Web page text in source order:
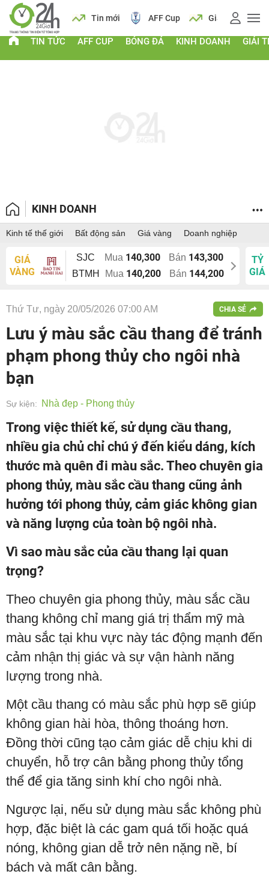
Lịch Tin mới AFF Cup Giá vàng
TIN TỨC AFF CUP BÓNG ĐÁ KINH DOANH GIẢI
KINH DOANH
Kinh tế thế giới Bất động sản Giá vàng Doanh nghiệp
GIÁ
VÀNG
SJC Mua 140,300 Bán 143,300
BTMH Mua 140,200 Bán 144,200
TỶ
GIÁ
Thứ Tư, ngày 20/05/2026 07:00 AM CHIA SẺ
Lưu ý màu sắc cầu thang để tránh
phạm phong thủy cho ngôi nhà
bạn
Sự kiện: Nhà đẹp - Phong thủy
Trong việc thiết kế, sử dụng cầu thang,
nhiều gia chủ chỉ chú ý đến kiểu dáng, kích
thước mà quên đi màu sắc. Theo chuyên gia
phong thủy, màu sắc cầu thang cũng ảnh
hưởng tới phong thủy, cảm giác không gian
và năng lượng của toàn bộ ngôi nhà.
Vì sao màu sắc của cầu thang lại quan
trọng?
Theo chuyên gia phong thủy, màu sắc cầu
thang không chỉ mang giá trị thẩm mỹ mà
màu sắc tại khu vực này tác động mạnh đến
cảm nhận thị giác và sự vận hành năng
lượng trong nhà.
Một cầu thang có màu sắc phù hợp sẽ giúp
không gian hài hòa, thông thoáng hơn.
Đồng thời cũng tạo cảm giác dễ chịu khi di
chuyển, hỗ trợ cân bằng phong thủy tổng
thể để gia tăng sinh khí cho ngôi nhà.
Ngược lại, nếu sử dụng màu sắc không phù
hợp, đặc biệt là các gam quá tối hoặc quá
nóng, không gian dễ trở nên nặng nề, bí
bách và mất cân bằng.